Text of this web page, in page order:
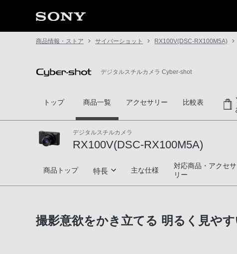
商品情報・ストア サイバーショット RX100V(DSC-RX100M5A)
デジタルスチルカメラ Cyber-shot
トップ 商品一覧 アクセサリー 比較表
デジタルスチルカメラ
RX100V(DSC-RX100M5A)
RX100V(DSC-RX100M5A)
商品トップ 特長
さらなる進化を遂げた高画質
主な仕様
対応商品・アクセサ
リー
撮影意欲をかき立てる 明るく見や